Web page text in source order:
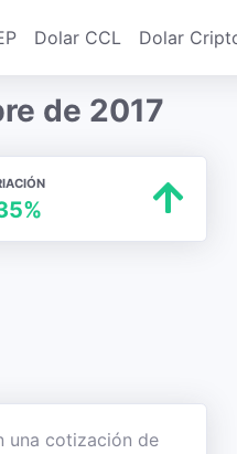
Dolar CCL Dolar
de 2017
una cotización de